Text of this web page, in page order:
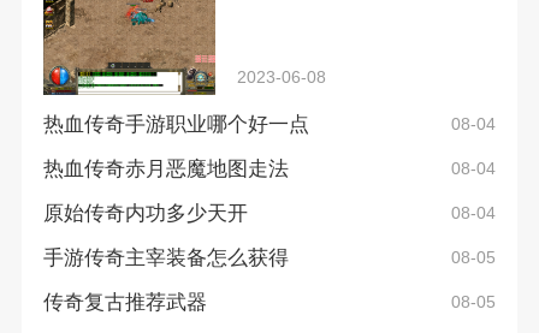
2023-06-08
热血传奇手游职业哪个好一点 08-04
热血传奇赤月恶魔地图走法 08-04
原始传奇内功多少天开 08-04
手游传奇主宰装备怎么获得 08-05
传奇复古推荐武器 08-05